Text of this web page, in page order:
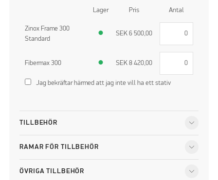
Lager Pris Antal
Zinox Frame 300
Standard
● SEK 6 500,00
Fibermax 300 ● SEK 8 420,00
Jag bekräftar härmed att jag inte vill ha ett stativ
TILLBEHÖR
RAMAR FÖR TILLBEHÖR
ÖVRIGA TILLBEHÖR